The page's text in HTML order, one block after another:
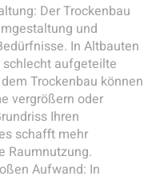
Der Trockenbau
und
In Altbauten
aufgeteilte
Trockenbau können
vergrößern oder
Ihren
schafft mehr
Raumnutzung.
Aufwand: In